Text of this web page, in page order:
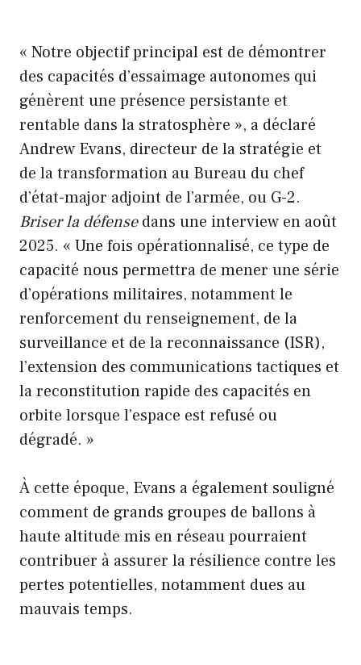
« Notre objectif principal est de démontrer
des capacités d’essaimage autonomes qui
génèrent une présence persistante et
rentable dans la stratosphère », a déclaré
Andrew Evans, directeur de la stratégie et
de la transformation au Bureau du chef
d’état-major adjoint de l’armée, ou G-2.
Briser la défensedans une interview en août
2025. « Une fois opérationnalisé, ce type de
capacité nous permettra de mener une série
d’opérations militaires, notamment le
renforcement du renseignement, de la
surveillance et de la reconnaissance (ISR),
l’extension des communications tactiques et
la reconstitution rapide des capacités en
orbite lorsque l’espace est refusé ou
dégradé. »
À cette époque, Evans a également souligné
comment de grands groupes de ballons à
haute altitude mis en réseau pourraient
contribuer à assurer la résilience contre les
pertes potentielles, notamment dues au
mauvais temps.